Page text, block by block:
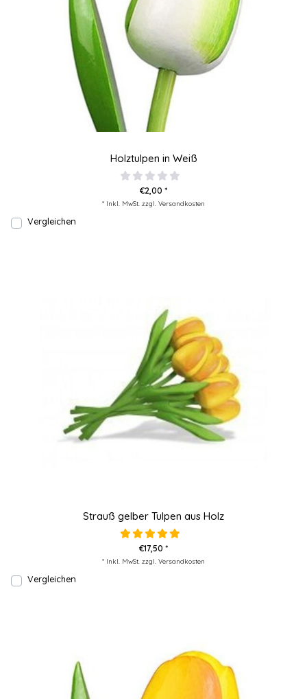
Holztulpen in Weiß
€2,00 *
* Inkl. MwSt. zzgl. Versandkosten
Vergleichen
Strauß gelber Tulpen aus Holz
€17,50 *
* Inkl. MwSt. zzgl. Versandkosten
Vergleichen